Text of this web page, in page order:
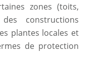
zones (toits,
constructions
plantes locales et
de protection